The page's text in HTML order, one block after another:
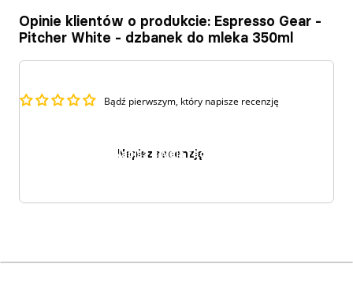
Opinie klientów o produkcie: Espresso Gear -
Pitcher White - dzbanek do mleka 350ml
Bądź pierwszym, który napisze recenzję
Napisz recenzję